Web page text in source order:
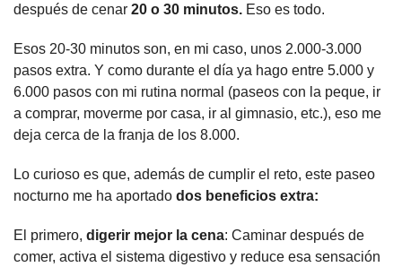
después de cenar 20 o 30 minutos. Eso es todo.
Esos 20-30 minutos son, en mi caso, unos 2.000-3.000
pasos extra. Y como durante el día ya hago entre 5.000 y
6.000 pasos con mi rutina normal (paseos con la peque, ir
a comprar, moverme por casa, ir al gimnasio, etc.), eso me
deja cerca de la franja de los 8.000.
Lo curioso es que, además de cumplir el reto, este paseo
nocturno me ha aportado dos beneficios extra:
El primero, digerir mejor la cena: Caminar después de
comer, activa el sistema digestivo y reduce esa sensación